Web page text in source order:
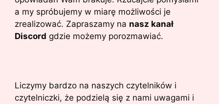
a my spróbujemy w miarę możliwości je
zrealizować. Zapraszamy na nasz kanał
Discord gdzie możemy porozmawiać.
Liczymy bardzo na naszych czytelników i
czytelniczki, że podzielą się z nami uwagami i